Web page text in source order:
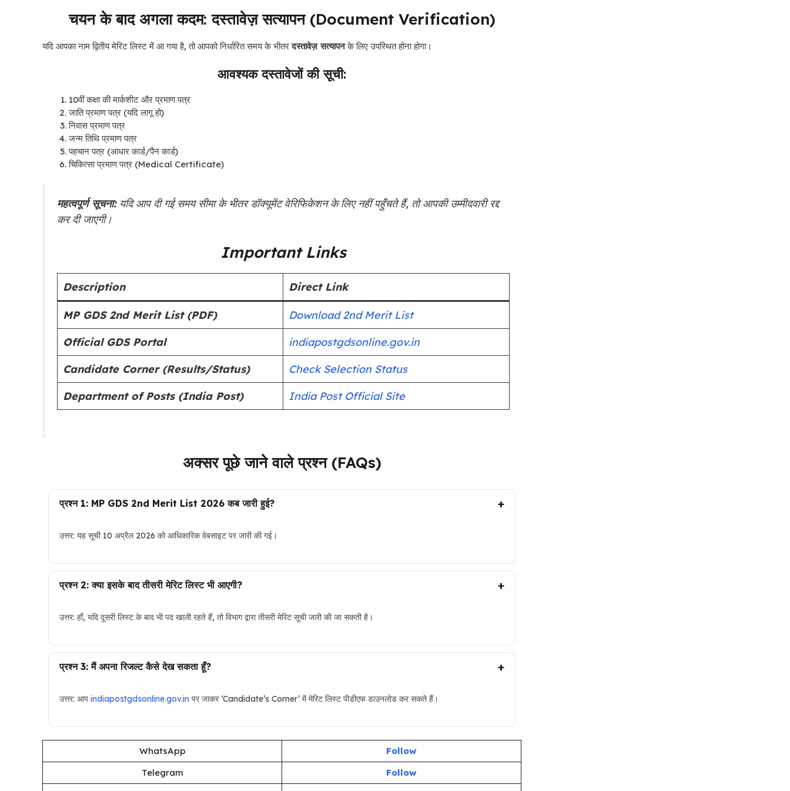
चयन के बाद अगला कदम: दस्तावेज़ सत्यापन (Document Verification)
यदि आपका नाम द्वितीय मेरिट लिस्ट में आ गया है, तो आपको निर्धारित समय के भीतरदस्तावेज़ सत्यापनके लिए उपस्थित होना होगा।
आवश्यक दस्तावेजों की सूची:
10वीं कक्षा की मार्कशीट और प्रमाण पत्र
जाति प्रमाण पत्र (यदि लागू हो)
निवास प्रमाण पत्र
जन्म तिथि प्रमाण पत्र
पहचान पत्र (आधार कार्ड/पैन कार्ड)
चिकित्सा प्रमाण पत्र (Medical Certificate)
महत्वपूर्ण सूचना:यदि आप दी गई समय सीमा के भीतर डॉक्यूमेंट वेरिफिकेशन के लिए नहीं पहुँचते हैं, तो आपकी उम्मीदवारी रद्द
कर दी जाएगी।
Important Links
Description Direct Link
MP GDS 2nd Merit List (PDF)
Download 2nd Merit List
Official GDS Portal
indiapostgdsonline.gov.in
Candidate Corner (Results/Status)
Check Selection Status
Department of Posts (India Post)
India Post Official Site
अक्सर पूछे जाने वाले प्रश्न (FAQs)
प्रश्न 1: MP GDS 2nd Merit List 2026 कब जारी हुई?
उत्तर: यह सूची 10 अप्रैल 2026 को आधिकारिक वेबसाइट पर जारी की गई।
प्रश्न 2: क्या इसके बाद तीसरी मेरिट लिस्ट भी आएगी?
उत्तर: हाँ, यदि दूसरी लिस्ट के बाद भी पद खाली रहते हैं, तो विभाग द्वारा तीसरी मेरिट सूची जारी की जा सकती है।
प्रश्न 3: मैं अपना रिजल्ट कैसे देख सकता हूँ?
उत्तर: आप indiapostgdsonline.gov.in पर जाकर ‘Candidate’s Corner’ में मेरिट लिस्ट पीडीएफ डाउनलोड कर सकते हैं।
WhatsApp
Follow
Telegram
Follow